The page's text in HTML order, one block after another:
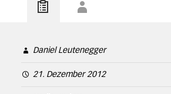
Daniel Leutenegger
21. Dezember 2012